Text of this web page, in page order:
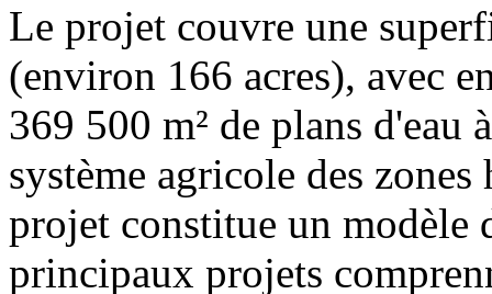
Le projet couvre une
(environ 166 acres), avec
369 500 m² de plans d'eau
système agricole des
projet constitue un modèle
principaux projets